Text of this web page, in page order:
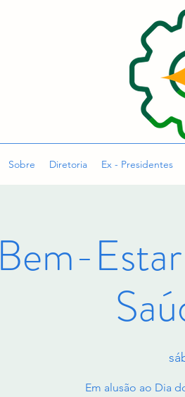
Sobre Diretoria Ex - Presidentes
Bem-
Em alusão ao Dia